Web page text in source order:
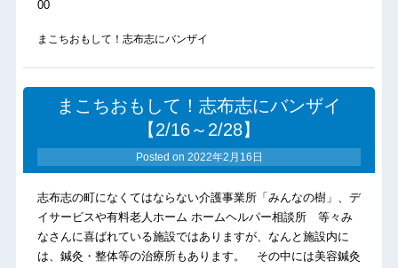
00
まこちおもして！志布志にバンザイ
まこちおもして！志布志にバンザイ
【2/16～2/28】
Posted on 2022年2月16日
志布志の町になくてはならない介護事業所「みんなの樹」、デ
イサービスや有料老人ホーム ホームヘルパー相談所 等々み
なさんに喜ばれている施設ではありますが、なんと施設内に
は、鍼灸・整体等の治療所もあります。 その中には美容鍼灸